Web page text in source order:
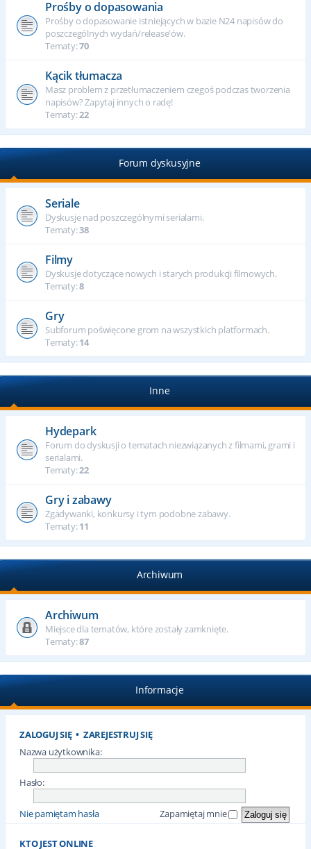
Prośby o dopasowania
Prośby o dopasowanie istniejących w bazie N24 napisów do
poszczególnych wydań/release'ów.
Tematy:70
Kącik tłumacza
Masz problem z przetłumaczeniem czegoś podczas tworzenia
napisów? Zapytaj innych o radę!
Tematy:22
Forum dyskusyjne
Seriale
Dyskusje nad poszczególnymi serialami.
Tematy:38
Filmy
Dyskusje dotyczące nowych i starych produkcji filmowych.
Tematy:8
Gry
Subforum poświęcone grom na wszystkich platformach.
Tematy:14
Inne
Hydepark
Forum do dyskusji o tematach niezwiązanych z filmami, grami i
serialami.
Tematy:22
Gry i zabawy
Zgadywanki, konkursy i tym podobne zabawy.
Tematy:11
Archiwum
Archiwum
Miejsce dla tematów, które zostały zamknięte.
Tematy:87
Informacje
ZALOGUJ SIĘ• ZAREJESTRUJ SIĘ
Nazwa użytkownika:
Hasło:
Nie pamiętam hasła Zapamiętaj mnie
KTO JEST ONLINE